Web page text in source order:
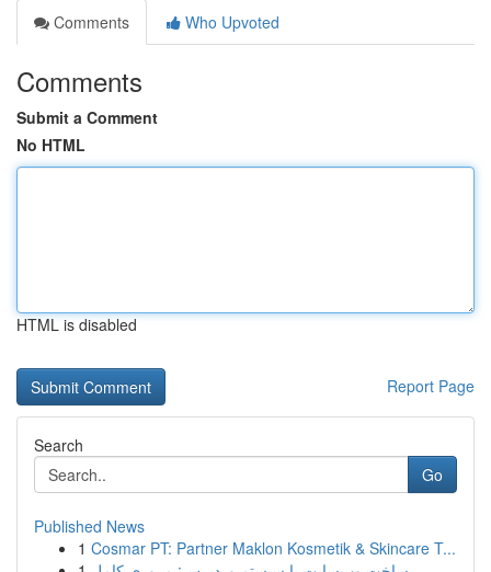
Comments
Who Upvoted
Comments
Submit a Comment
No HTML
HTML is disabled
Report Page
Search
Go
Published News
1 Cosmar PT: Partner Maklon Kosmetik & Skincare T...